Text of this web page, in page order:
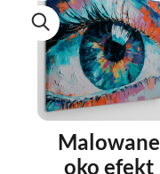
Malowane
oko efekt